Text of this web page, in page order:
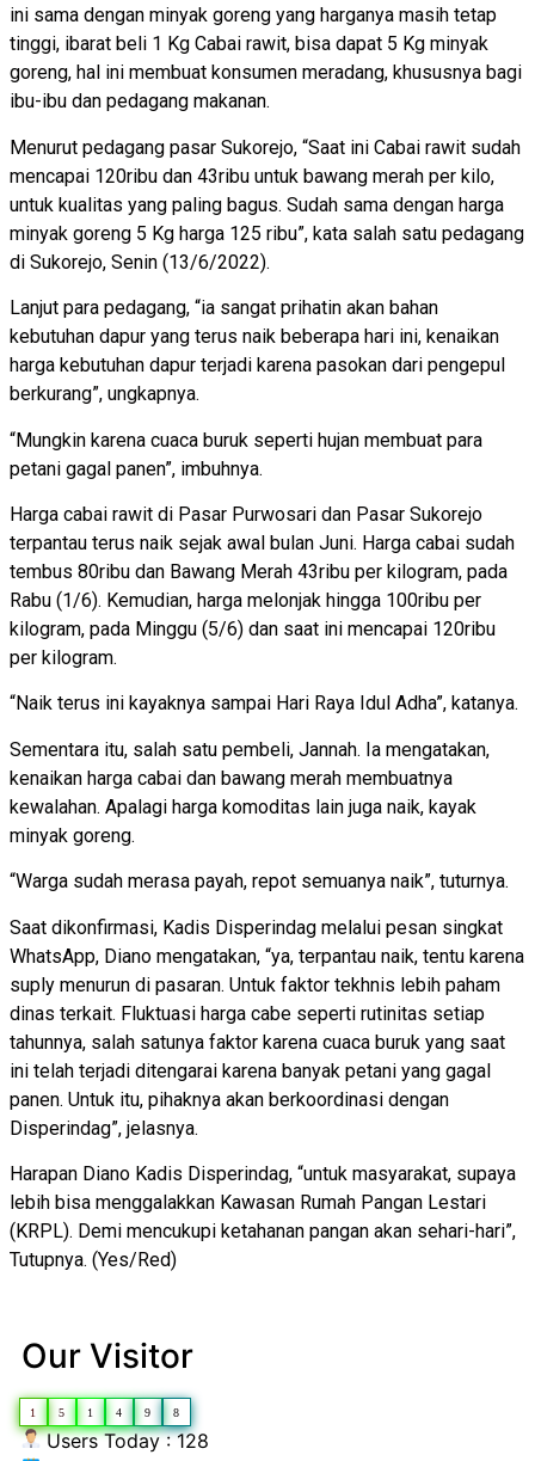
ini sama dengan minyak goreng yang harganya masih tetap
tinggi, ibarat beli 1 Kg Cabai rawit, bisa dapat 5 Kg minyak
goreng, hal ini membuat konsumen meradang, khususnya bagi
ibu-ibu dan pedagang makanan.
Menurut pedagang pasar Sukorejo, “Saat ini Cabai rawit sudah
mencapai 120ribu dan 43ribu untuk bawang merah per kilo,
untuk kualitas yang paling bagus. Sudah sama dengan harga
minyak goreng 5 Kg harga 125 ribu”, kata salah satu pedagang
di Sukorejo, Senin (13/6/2022).
Lanjut para pedagang, “ia sangat prihatin akan bahan
kebutuhan dapur yang terus naik beberapa hari ini, kenaikan
harga kebutuhan dapur terjadi karena pasokan dari pengepul
berkurang”, ungkapnya.
“Mungkin karena cuaca buruk seperti hujan membuat para
petani gagal panen”, imbuhnya.
Harga cabai rawit di Pasar Purwosari dan Pasar Sukorejo
terpantau terus naik sejak awal bulan Juni. Harga cabai sudah
tembus 80ribu dan Bawang Merah 43ribu per kilogram, pada
Rabu (1/6). Kemudian, harga melonjak hingga 100ribu per
kilogram, pada Minggu (5/6) dan saat ini mencapai 120ribu
per kilogram.
“Naik terus ini kayaknya sampai Hari Raya Idul Adha”, katanya.
Sementara itu, salah satu pembeli, Jannah. Ia mengatakan,
kenaikan harga cabai dan bawang merah membuatnya
kewalahan. Apalagi harga komoditas lain juga naik, kayak
minyak goreng.
“Warga sudah merasa payah, repot semuanya naik”, tuturnya.
Saat dikonfirmasi, Kadis Disperindag melalui pesan singkat
WhatsApp, Diano mengatakan, “ya, terpantau naik, tentu karena
suply menurun di pasaran. Untuk faktor tekhnis lebih paham
dinas terkait. Fluktuasi harga cabe seperti rutinitas setiap
tahunnya, salah satunya faktor karena cuaca buruk yang saat
ini telah terjadi ditengarai karena banyak petani yang gagal
panen. Untuk itu, pihaknya akan berkoordinasi dengan
Disperindag”, jelasnya.
Harapan Diano Kadis Disperindag, “untuk masyarakat, supaya
lebih bisa menggalakkan Kawasan Rumah Pangan Lestari
(KRPL). Demi mencukupi ketahanan pangan akan sehari-hari”,
Tutupnya. (Yes/Red)
Our Visitor
1 5 1 4 9 8
Users Today : 128